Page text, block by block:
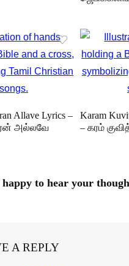
Allave Lyrics –
அல்லவே
Karam
– கரம்
to hear your
A REPLY